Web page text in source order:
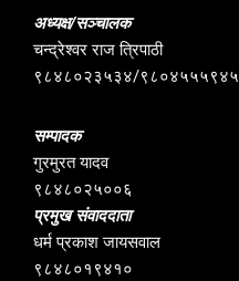
अध्यक्ष/सञ्चालक
चन्द्रेश्वर राज त्रिपाठी
९८४८०२३५३४/९८०४५५५९४५
सम्पादक
गुरमुरत यादव
९८४८०२५००६
प्रमुख संवाददाता
धर्म प्रकाश जायसवाल
९८४८०१९४१०